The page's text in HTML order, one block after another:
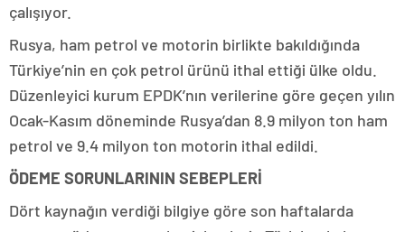
çalışıyor.
Rusya, ham petrol ve motorin birlikte bakıldığında
Türkiye’nin en çok petrol ürünü ithal ettiği ülke oldu.
Düzenleyici kurum EPDK’nın verilerine göre geçen yılın
Ocak-Kasım döneminde Rusya’dan 8.9 milyon ton ham
petrol ve 9.4 milyon ton motorin ithal edildi.
ÖDEME SORUNLARININ SEBEPLERİ
Dört kaynağın verdiği bilgiye göre son haftalarda